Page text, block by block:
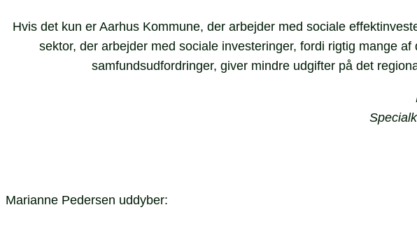
Hvis det kun er Aarhus Kommune, der arbejder med sociale
sektor, der arbejder med sociale investeringer, fordi rigtig mange
samfundsudfordringer, giver mindre udgifter på det
Marianne Pedersen uddyber: